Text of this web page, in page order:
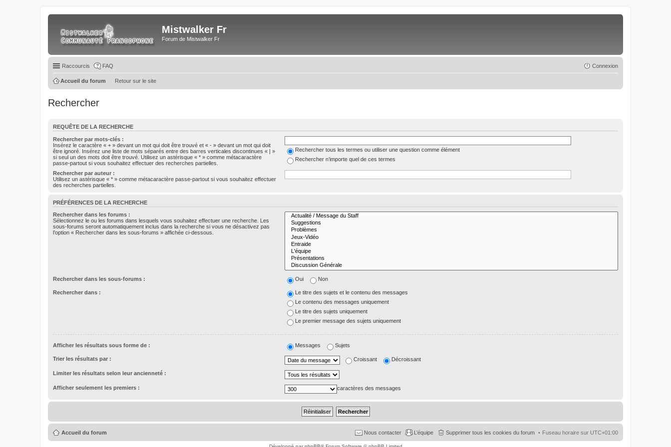
Mistwalker Fr
Forum de Mistwalker Fr
Raccourcis FAQ Connexion
Retour sur le site
Accueil du forum
Rechercher
REQUÊTE DE LA RECHERCHE
Rechercher par mots-clés :
Insérez le caractère « + » devant un mot qui doit être trouvé et « - » devant un mot qui doit
être ignoré. Insérez une liste de mots séparés entre des barres verticales discontinues « | »
si seul un des mots doit être trouvé. Utilisez un astérisque « * » comme métacaractère
passe-partout si vous souhaitez effectuer des recherches partielles.
Rechercher tous les termes ou utiliser une question comme élément
Rechercher n’importe quel de ces termes
Rechercher par auteur :
Utilisez un astérisque « * » comme métacaractère passe-partout si vous souhaitez effectuer
des recherches partielles.
PRÉFÉRENCES DE LA RECHERCHE
Rechercher dans les forums :
Sélectionnez le ou les forums dans lesquels vous souhaitez effectuer une recherche. Les
sous-forums seront automatiquement inclus dans la recherche si vous ne désactivez pas
l’option « Rechercher dans les sous-forums » affichée ci-dessous.
Rechercher dans les sous-forums : Oui Non
Rechercher dans :
Le titre des sujets et le contenu des messages
Le contenu des messages uniquement
Le titre des sujets uniquement
Le premier message des sujets uniquement
Afficher les résultats sous forme de : Messages Sujets
Trier les résultats par : Croissant Décroissant
Limiter les résultats selon leur ancienneté :
Afficher seulement les premiers : caractères des messages
Accueil du forum Fuseau horaire sur UTC+01:00
Supprimer tous les cookies du forum
L’équipe
Nous contacter